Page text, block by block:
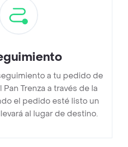
a tu pedido de
Trenza a través de la
el pedido esté listo un
al lugar de destino.